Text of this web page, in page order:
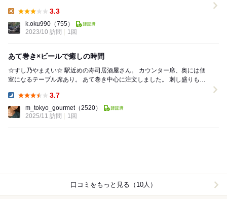
3.3
k.oku990 （755）
2023/10 訪問
1回
あて巻き×ビールで癒しの時間
☆すし乃やまえい☆ 駅近めの寿司居酒屋さん。 カウンター席、奥には個
室になるテーブル席あり。 あて巻き中心に注文しました。 刺し盛りも種
3.7
m_tokyo_gourmet （2520）
2025/11 訪問
1回
口コミをもっと見る（10人）